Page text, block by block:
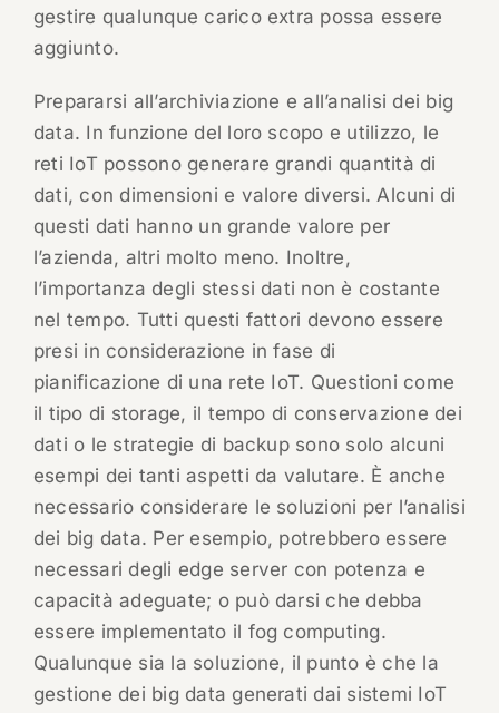
gestire qualunque carico extra possa essere
aggiunto.
Prepararsi all’archiviazione e all’analisi dei big
data. In funzione del loro scopo e utilizzo, le
reti IoT possono generare grandi quantità di
dati, con dimensioni e valore diversi. Alcuni di
questi dati hanno un grande valore per
l’azienda, altri molto meno. Inoltre,
l’importanza degli stessi dati non è costante
nel tempo. Tutti questi fattori devono essere
presi in considerazione in fase di
pianificazione di una rete IoT. Questioni come
il tipo di storage, il tempo di conservazione dei
dati o le strategie di backup sono solo alcuni
esempi dei tanti aspetti da valutare. È anche
necessario considerare le soluzioni per l’analisi
dei big data. Per esempio, potrebbero essere
necessari degli edge server con potenza e
capacità adeguate; o può darsi che debba
essere implementato il fog computing.
Qualunque sia la soluzione, il punto è che la
gestione dei big data generati dai sistemi IoT